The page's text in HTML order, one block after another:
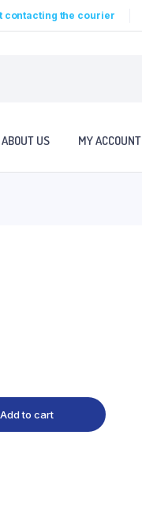
contacting the courier
ABOUT US MY ACCOUNT
Add to cart